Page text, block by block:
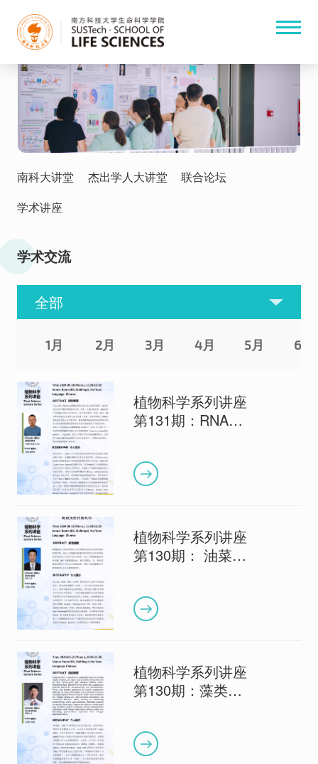
南科大讲堂 杰出学人大讲堂
联合论坛
学术讲座
学术交流
1月 2月 3月 4月 5月 6月
植物科学系列讲座
第131期：RNA结
息调控层：长非编
码RNA构象抑制开
植物科学系列讲座
第130期： 油菜素
发育和胁迫抗性的
新机制
植物科学系列讲座
第130期：藻类捕
光合抗逆研究